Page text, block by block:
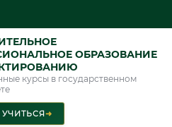
ОБРАЗОВАНИЕ
курсы в государственном
➜